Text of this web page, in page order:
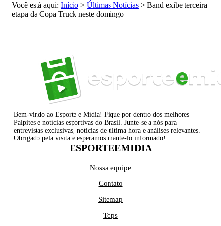
Você está aqui: Início > Últimas Notícias > Band exibe terceira
etapa da Copa Truck neste domingo
Bem-vindo ao Esporte e Mídia! Fique por dentro dos melhores
Palpites e notícias esportivas do Brasil. Junte-se a nós para
entrevistas exclusivas, notícias de última hora e análises relevantes.
Obrigado pela visita e esperamos mantê-lo informado!
ESPORTEEMIDIA
Nossa equipe
Contato
Sitemap
Tops